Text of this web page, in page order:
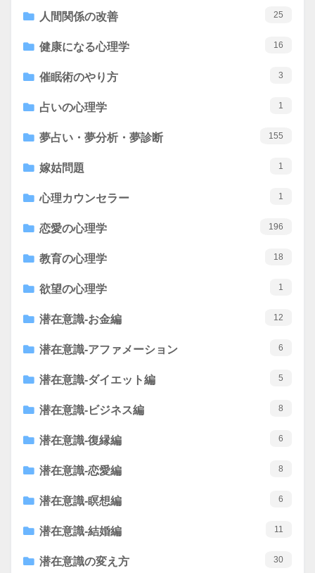
人間関係の改善 25
健康になる心理学 16
催眠術のやり方 3
占いの心理学 1
夢占い・夢分析・夢診断 155
嫁姑問題 1
心理カウンセラー 1
恋愛の心理学 196
教育の心理学 18
欲望の心理学 1
潜在意識-お金編 12
潜在意識-アファメーション 6
潜在意識-ダイエット編 5
潜在意識-ビジネス編 8
潜在意識-復縁編 6
潜在意識-恋愛編 8
潜在意識-瞑想編 6
潜在意識-結婚編 11
潜在意識の変え方 30